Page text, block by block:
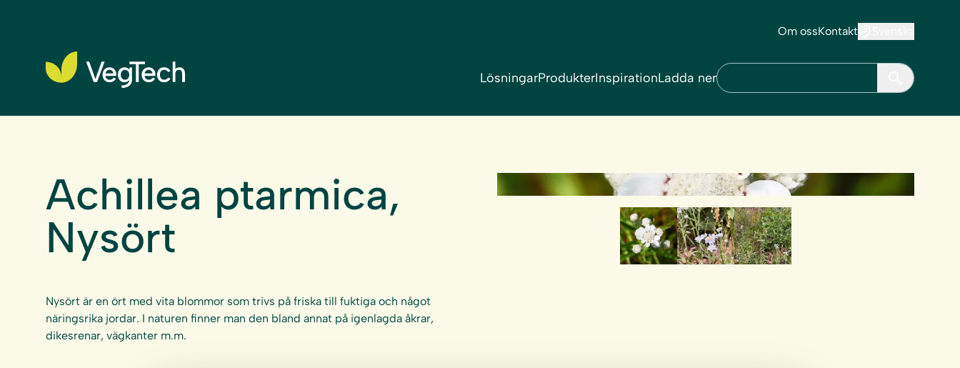
Om ossKontakt
LösningarProdukterInspirationLadda ner
Achillea ptarmica,
Nysört
Nysört är en ört med vita blommor som trivs på friska till fuktiga och något
näringsrika jordar. I naturen finner man den bland annat på igenlagda åkrar,
dikesrenar, vägkanter m.m.